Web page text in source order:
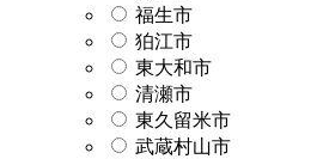
福生市
狛江市
東大和市
清瀬市
東久留米市
武蔵村山市